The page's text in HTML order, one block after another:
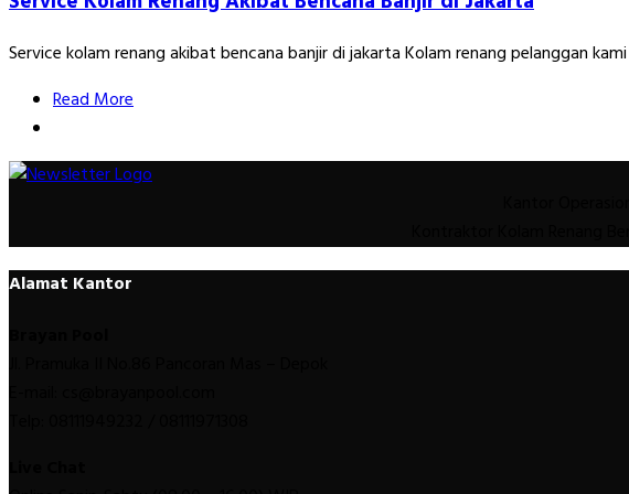
Service kolam renang akibat bencana banjir di jakarta Kolam renang pelanggan
Read More
Alamat Kantor